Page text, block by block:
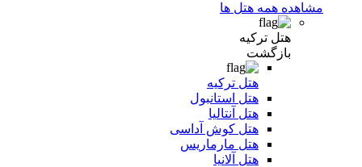
مشاهده همه هتل ها
هتل ترکیه
بازگشت
هتل ترکیه
هتل استانبول
هتل آنتالیا
هتل کوش آداسی
هتل مارماریس
هتل آلانیا